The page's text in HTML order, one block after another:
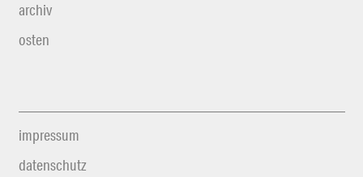
archiv
osten
impressum
datenschutz